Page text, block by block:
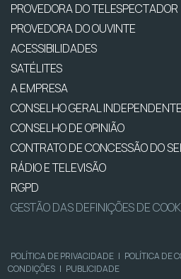
PROVEDORA DO TELESPECTADOR
PROVEDORA DO OUVINTE
ACESSIBILIDADES
SATÉLITES
A EMPRESA
CONSELHO GERAL
CONSELHO DE OPINIÃO
CONTRATO DE CONCESSÃO DO
RÁDIO E TELEVISÃO
RGPD
GESTÃO DAS DEFINIÇÕES DE
POLÍTICA DE PRIVACIDADE | POLÍTICA DE
CONDIÇÕES | PUBLICIDADE